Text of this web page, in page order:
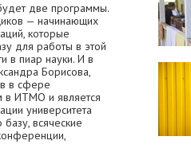
две программы.
— начинающих
которые
для работы в этой
в пиар науки. И в
Борисова,
в сфере
в ИТМО и является
университета
всяческие